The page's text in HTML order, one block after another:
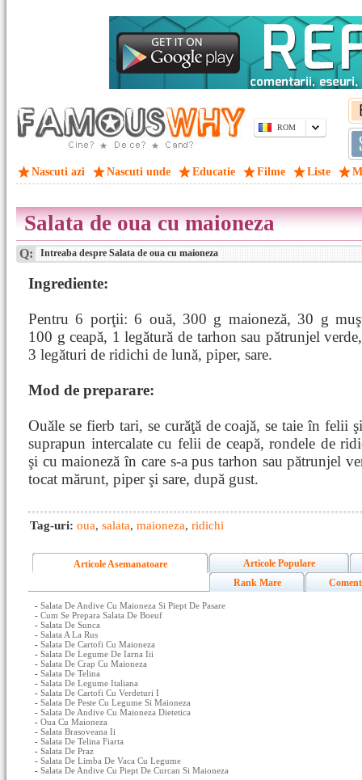
ROM
Nascuti azi Nascuti unde Educatie Filme Liste
Salata de oua cu maioneza
Q: Intreaba despre Salata de oua cu maioneza
Ingrediente:
Pentru 6 porţii: 6 ouă, 300 g maioneză, 30 g
100 g ceapă, 1 legătură de tarhon sau pătrunjel
3 legături de ridichi de lună, piper, sare.
Mod de preparare:
Ouăle se fierb tari, se curăţă de coajă, se taie în felii
suprapun intercalate cu felii de ceapă, rondele de
şi cu maioneză în care s-a pus tarhon sau pătrunjel
tocat mărunt, piper şi sare, după gust.
Tag-uri: oua, salata, maioneza, ridichi
Articole Asemanatoare
Articole Populare
Rank Mare
- Salata De Andive Cu Maioneza Si Piept De Pasare
- Cum Se Prepara Salata De Boeuf
- Salata De Sunca
- Salata A La Rus
- Salata De Cartofi Cu Maioneza
- Salata De Legume De Iarna Iii
- Salata De Crap Cu Maioneza
- Salata De Telina
- Salata De Legume Italiana
- Salata De Cartofi Cu Verdeturi I
- Salata De Peste Cu Legume Si Maioneza
- Salata De Andive Cu Maioneza Dietetica
- Oua Cu Maioneza
- Salata Brasoveana Ii
- Salata De Telina Fiarta
- Salata De Praz
- Salata De Limba De Vaca Cu Legume
- Salata De Andive Cu Piept De Curcan Si Maioneza